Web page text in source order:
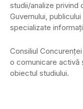
studii/analize privind
Guvernului,
specializate
Consiliul
o comunicare activă
obiectul studiului.